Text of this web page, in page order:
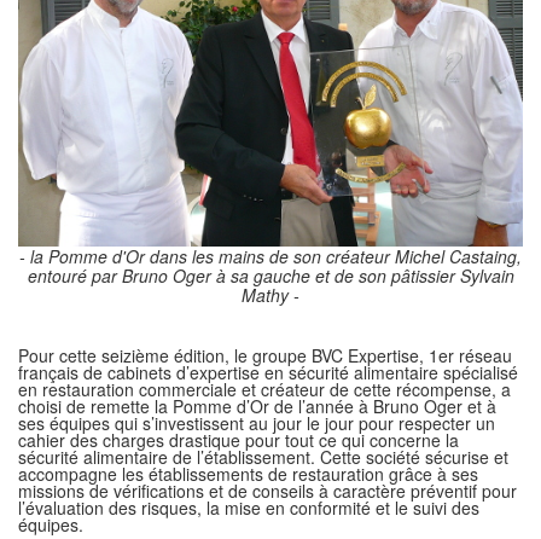
- la Pomme d'Or dans les mains de son créateur Michel Castaing,
entouré par Bruno Oger à sa gauche et de son pâtissier Sylvain
Mathy -
Pour cette seizième édition, le groupe BVC Expertise, 1er réseau
français de cabinets d’expertise en sécurité alimentaire spécialisé
en restauration commerciale et créateur de cette récompense, a
choisi de remette la Pomme d’Or de l’année à Bruno Oger et à
ses équipes qui s’investissent au jour le jour pour respecter un
cahier des charges drastique pour tout ce qui concerne la
sécurité alimentaire de l’établissement. Cette société sécurise et
accompagne les établissements de restauration grâce à ses
missions de vérifications et de conseils à caractère préventif pour
l’évaluation des risques, la mise en conformité et le suivi des
équipes.